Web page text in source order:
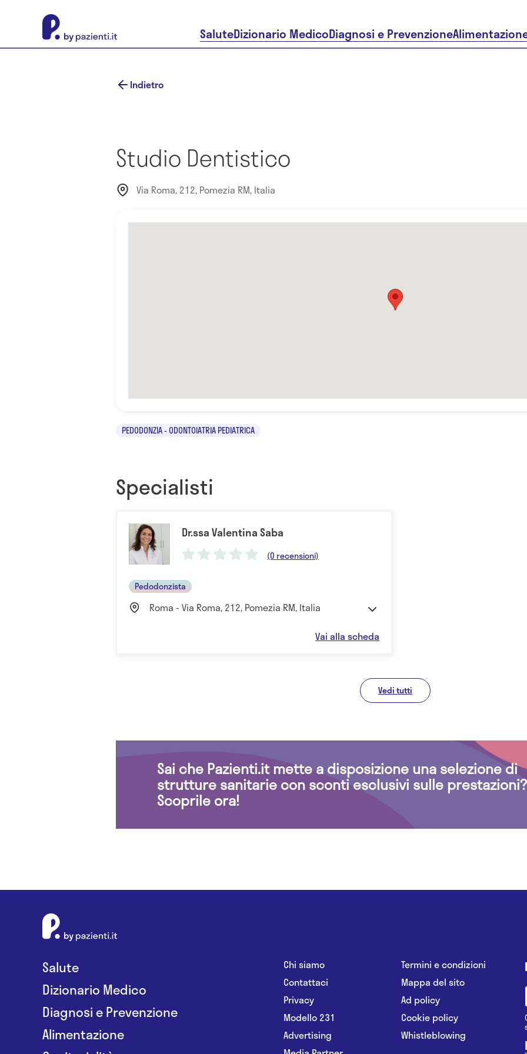
SaluteDizionario MedicoDiagnosi e Prevenzione
Indietro
Studio Dentistico
Via Roma, 212, Pomezia RM, Italia
PEDODONZIA - ODONTOIATRIA PEDIATRICA
Specialisti
Dr.ssa Valentina Saba
(0 recensioni)
Pedodonzista
Roma - Via Roma, 212, Pomezia RM, Italia
Vai alla scheda
Vedi tutti
Sai che Pazienti.it mette a disposizione una selezione di
strutture sanitarie con sconti esclusivi sulle prestazioni?
Scoprile ora!
Salute
Dizionario Medico
Diagnosi e Prevenzione
Alimentazione
Chi siamo
Contattaci
Privacy
Modello 231
Advertising
Termini e condizioni
Mappa del sito
Ad policy
Cookie policy
Whistleblowing